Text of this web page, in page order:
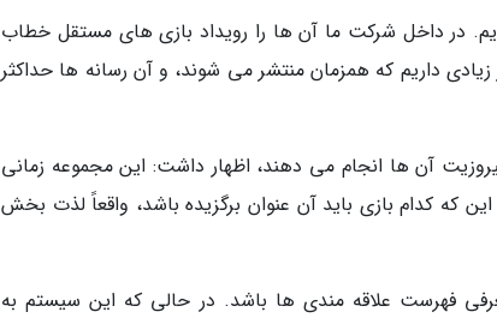
در داخل شرکت ما آن ها را رویداد بازی های مستقل خطاب
داریم که همزمان منتشر می شوند، و آن رسانه ها حداکثر
آن ها انجام می دهند، اظهار داشت: این مجموعه زمانی
که کدام بازی باید آن عنوان برگزیده باشد، واقعاً لذت بخش
فهرست علاقه مندی ها باشد. در حالی که این سیستم به